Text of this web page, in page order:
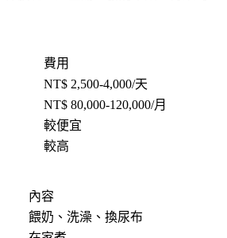
費用
NT$ 2,500-4,000/天
NT$ 80,000-120,000/月
較便宜
較高
內容
餵奶、洗澡、換尿布